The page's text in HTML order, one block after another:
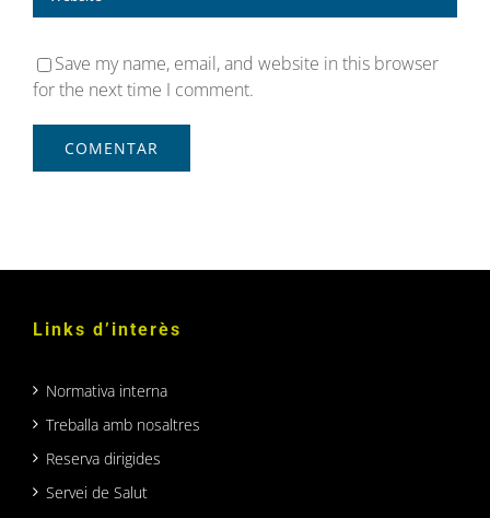
Save my name, email, and website in this browser
for the next time I comment.
Links d’interès
Normativa interna
Treballa amb nosaltres
Reserva dirigides
Servei de Salut